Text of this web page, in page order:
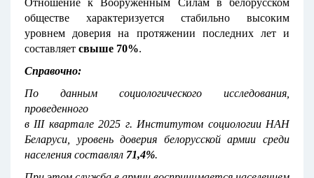
Отношение к Вооруженным Силам в белорусском
обществе характеризуется стабильно высоким
уровнем доверия на протяжении последних лет и
составляет свыше 70%.
Справочно:
По данным социологического исследования,
проведенного
в III квартале 2025 г. Институтом социологии НАН
Беларуси , уровень доверия белорусской армии среди
населения составлял 71,4%.